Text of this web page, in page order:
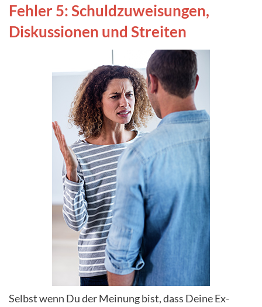
Fehler 5: Schuldzuweisungen,
Diskussionen und Streiten
Selbst wenn Du der Meinung bist, dass Deine Ex-